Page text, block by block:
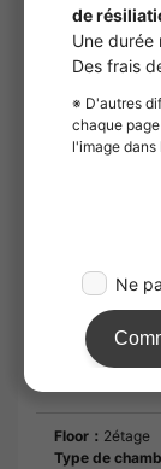
Durée du
contrat
Remarques
Floor： 2étage
Type de